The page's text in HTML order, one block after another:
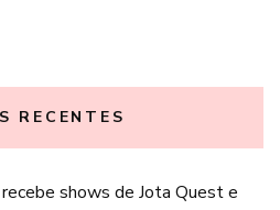
RECENTES
shows de Jota Quest e